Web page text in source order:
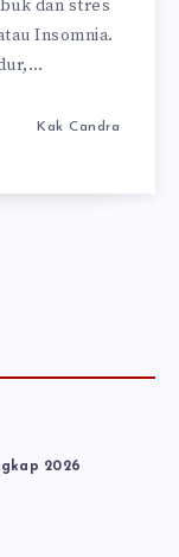
dan stres
Insomnia.
Kak Candra
2026